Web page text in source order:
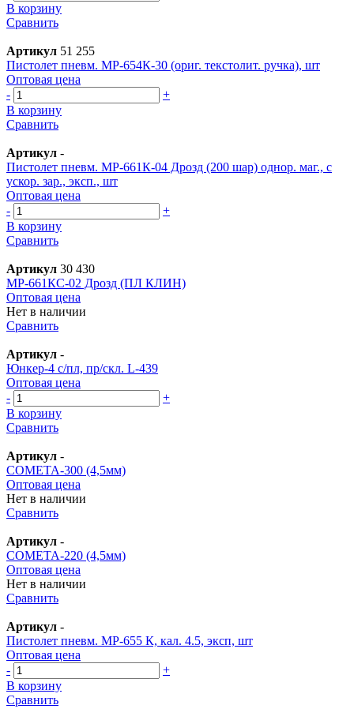
В корзину
Сравнить
Артикул 51 255
Пистолет пневм. МР-654К-30 (ориг. текстолит. ручка), шт
Оптовая цена
-
+
В корзину
Сравнить
Артикул -
Пистолет пневм. МР-661К-04 Дрозд (200 шар) однор. маг., с
ускор. зар., эксп., шт
Оптовая цена
-
+
В корзину
Сравнить
Артикул 30 430
МР-661КС-02 Дрозд (ПЛ КЛИН)
Оптовая цена
Нет в наличии
Сравнить
Артикул -
Юнкер-4 с/пл, пр/скл. L-439
Оптовая цена
-
+
В корзину
Сравнить
Артикул -
СОМЕТА-300 (4,5мм)
Оптовая цена
Нет в наличии
Сравнить
Артикул -
СОМЕТА-220 (4,5мм)
Оптовая цена
Нет в наличии
Сравнить
Артикул -
Пистолет пневм. МР-655 К, кал. 4.5, эксп, шт
Оптовая цена
-
+
В корзину
Сравнить